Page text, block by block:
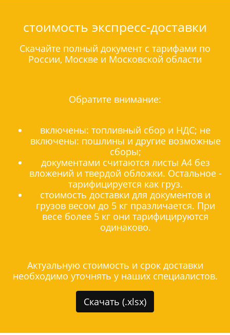
стоимость экспресс-доставки
Скачайте полный документ с тарифами по
России, Москве и Московской области
Обратите внимание:
включены: топливный сбор и НДС; не
включены: пошлины и другие возможные
сборы;
документами считаются листы А4 без
вложений и твердой обложки. Остальное -
тарифицируется как груз.
стоимость доставки для документов и
грузов весом до 5 кг празличается. При
весе более 5 кг они тарифицируются
одинаково.
Актуальную стоимость и срок доставки
необходимо уточнять у наших специалистов.
Скачать (.xlsx)